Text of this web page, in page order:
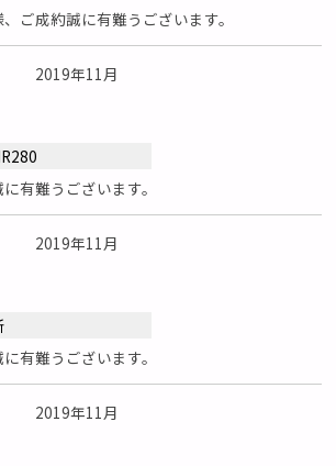
ご成約誠に有難うございます。
2019年11月
有難うございます。
2019年11月
有難うございます。
2019年11月